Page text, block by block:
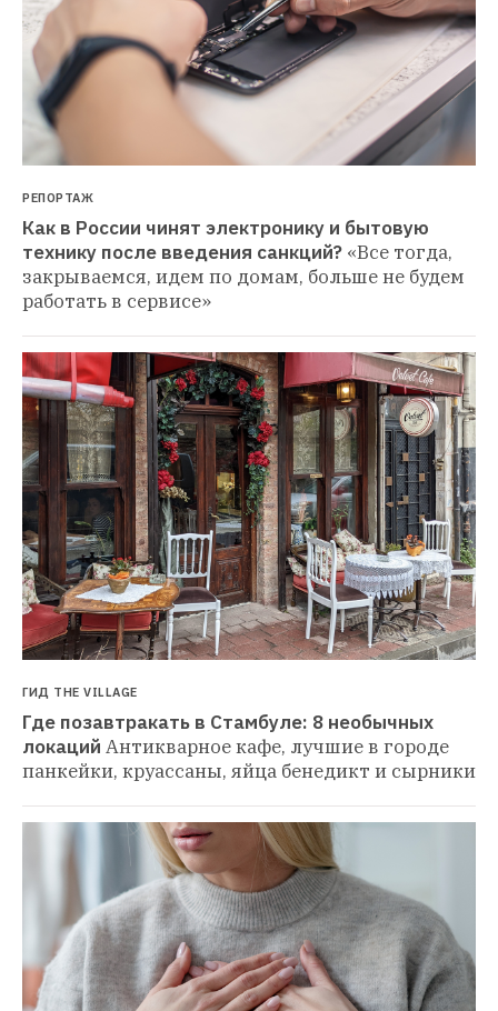
РЕПОРТАЖ
Как в России чинят электронику и бытовую
технику после введения санкций? «Все тогда,
закрываемся, идем по домам, больше не будем
работать в сервисе»
ГИД THE VILLAGE
Где позавтракать в Стамбуле: 8 необычных
локаций Антикварное кафе, лучшие в городе
панкейки, круассаны, яйца бенедикт и сырники